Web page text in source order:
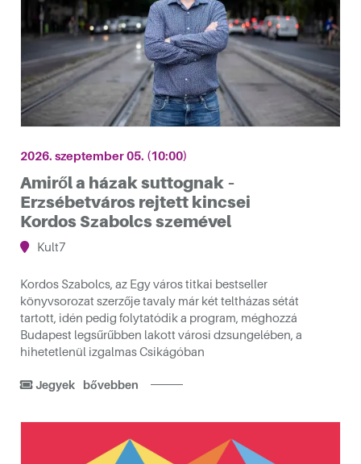
jótékonysági aukció
2026. szeptember 05. (10:00)
Amiről a házak suttognak –
Erzsébetváros rejtett kincsei
Kordos Szabolcs szemével
Kult7
Kordos Szabolcs, az Egy város titkai bestseller
könyvsorozat szerzője tavaly már két teltházas sétát
tartott, idén pedig folytatódik a program, méghozzá
Budapest legsűrűbben lakott városi dzsungelében, a
hihetetlenül izgalmas Csikágóban
Jegyek bővebben